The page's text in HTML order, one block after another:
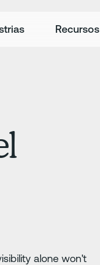
Recursos
alone won't